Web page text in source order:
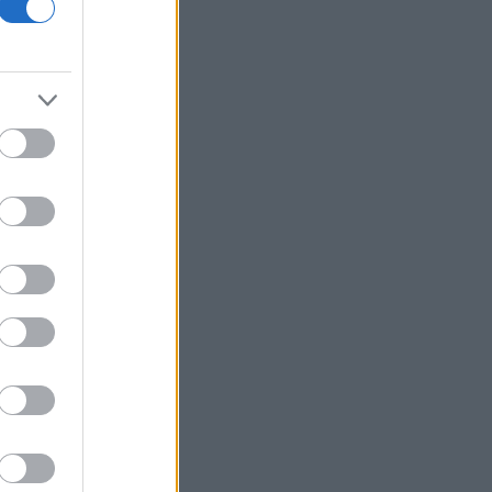
ΙΣΑ: Ζητά άμεση αναστολή της
αποτελεσμάτων στο Ψηφιακό
Η ακραία ζέστη δημιουργεί μια νέα
κλιματική πραγματικότητα
Αμερικανό επενδυτή τον δεύτερο
μεγαλύτερο διυλιστή πετρελαίου της
Με ταχείς ρυθμούς οι διαδικασίες
αποκατάστασης μετά την πυρκαγιά
στη Δυτική Αττική
και τις υψηλές θερμοκρασίες
επιτοκίων βαθαίνει